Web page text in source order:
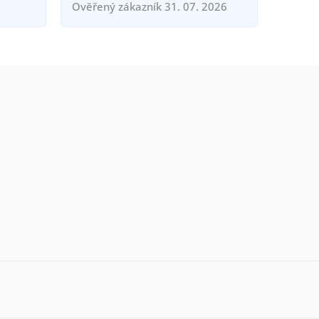
Ověřený zákazník 31. 07. 2026